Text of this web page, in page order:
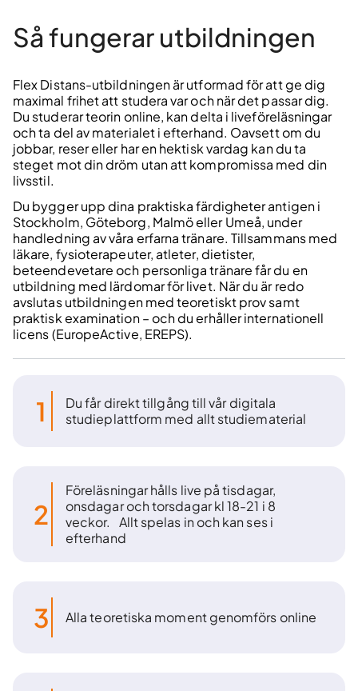
Så fungerar utbildningen
Flex Distans-utbildningen är utformad för att ge dig
maximal frihet att studera var och när det passar dig.
Du studerar teorin online, kan delta i liveföreläsningar
och ta del av materialet i efterhand. Oavsett om du
jobbar, reser eller har en hektisk vardag kan du ta
steget mot din dröm utan att kompromissa med din
livsstil.
Du bygger upp dina praktiska färdigheter antigen i
Stockholm, Göteborg, Malmö eller Umeå, under
handledning av våra erfarna tränare. Tillsammans med
läkare, fysioterapeuter, atleter, dietister,
beteendevetare och personliga tränare får du en
utbildning med lärdomar för livet. När du är redo
avslutas utbildningen med teoretiskt prov samt
praktisk examination – och du erhåller internationell
licens (EuropeActive, EREPS).
1
Du får direkt tillgång till vår digitala
studieplattform med allt studiematerial
2
Föreläsningar hålls live på tisdagar,
onsdagar och torsdagar kl 18-21 i 8
veckor. Allt spelas in och kan ses i
efterhand
3 Alla teoretiska moment genomförs online